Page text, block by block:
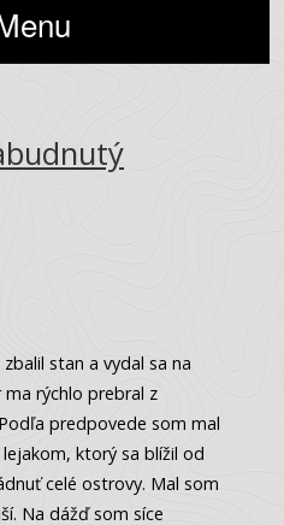
stan a vydal sa na
ma rýchlo prebral z
predpovede som mal
ktorý sa blížil od
celé ostrovy. Mal som
Na dážď som síce